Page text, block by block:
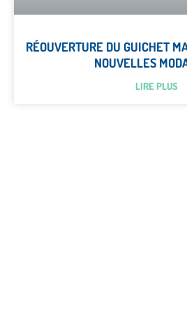
RÉOUVERTURE DU GUICHET
NOUVELLES
LIRE PLUS